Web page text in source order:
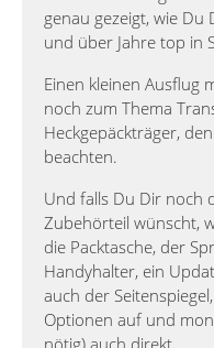
genau gezeigt, wie Du
und über Jahre top in
Einen kleinen Ausflug
noch zum Thema
Heckgepäckträger,
beachten.
Und falls Du Dir noch
Zubehörteil wünscht,
die Packtasche, der
Handyhalter, ein
auch der
Optionen auf und
nötig) auch direkt.